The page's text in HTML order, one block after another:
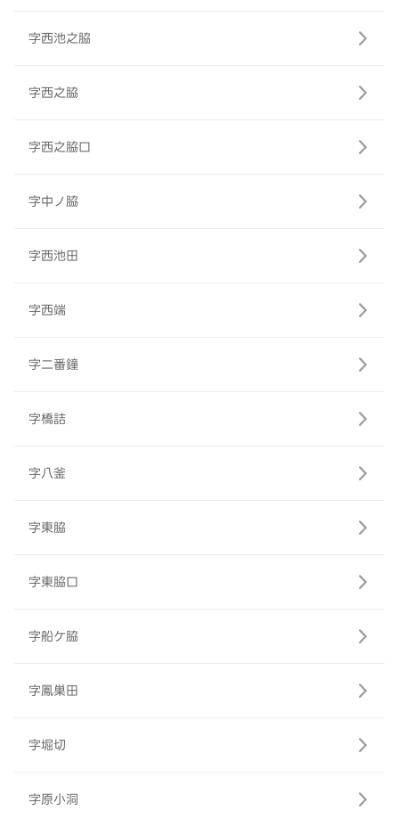
字西池之脇
字西之脇
字西之脇口
字中ノ脇
字西池田
字西端
字二番鐘
字橋詰
字八釜
字東脇
字東脇口
字船ケ脇
字鳳巣田
字堀切
字原小洞